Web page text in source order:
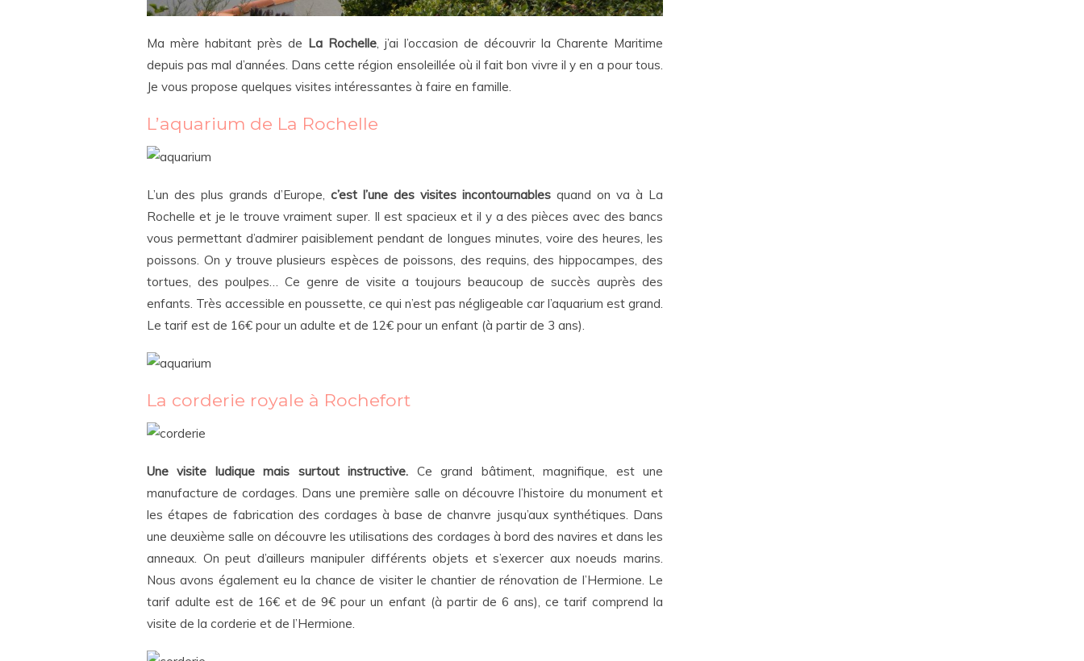
Ma mère habitant près de La Rochelle, j’ai l’occasion de découvrir la Charente Maritime
depuis pas mal d’années. Dans cette région ensoleillée où il fait bon vivre il y en a pour tous.
Je vous propose quelques visites intéressantes à faire en famille.
L’aquarium de La Rochelle
L’un des plus grands d’Europe, c’est l’une des visites incontournables quand on va à La
Rochelle et je le trouve vraiment super. Il est spacieux et il y a des pièces avec des bancs
vous permettant d’admirer paisiblement pendant de longues minutes, voire des heures, les
poissons. On y trouve plusieurs espèces de poissons, des requins, des hippocampes, des
tortues, des poulpes… Ce genre de visite a toujours beaucoup de succès auprès des
enfants. Très accessible en poussette, ce qui n’est pas négligeable car l’aquarium est grand.
Le tarif est de 16€ pour un adulte et de 12€ pour un enfant (à partir de 3 ans).
La corderie royale à Rochefort
Une visite ludique mais surtout instructive. Ce grand bâtiment, magnifique, est une
manufacture de cordages. Dans une première salle on découvre l’histoire du monument et
les étapes de fabrication des cordages à base de chanvre jusqu’aux synthétiques. Dans
une deuxième salle on découvre les utilisations des cordages à bord des navires et dans les
anneaux. On peut d’ailleurs manipuler différents objets et s’exercer aux noeuds marins.
Nous avons également eu la chance de visiter le chantier de rénovation de l’Hermione. Le
tarif adulte est de 16€ et de 9€ pour un enfant (à partir de 6 ans), ce tarif comprend la
visite de la corderie et de l’Hermione.